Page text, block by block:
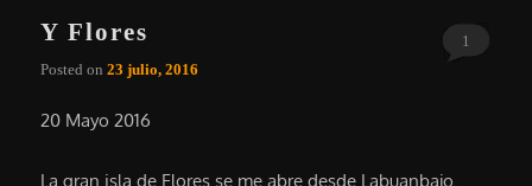
Y Flores
Posted on23 julio, 2016
1
20 Mayo 2016
La gran isla de Flores se me abre desde Labuanbajo.